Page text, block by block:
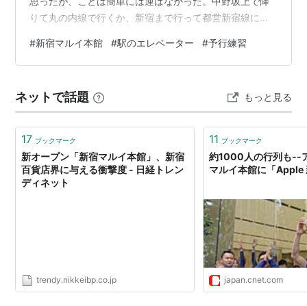
りて丸の内線で行くか、新宿まで行って都営新宿線にす
のエレベーターを探しながらの移動は大変だ。まして新
宿駅はおそらく日本一入り組んでいる駅ではないだろう
は遥か遠くに位置していた。母江が疲れてしまったの
で、マルイには行かずにそこで引き返すことにした。そ
こからの帰りもまた苦労した。地上に出たほうがわかり
#新宿マルイ本館 #駅のエレベーター #予行練習
ネットで話題 もっと見る
17 ブックマーク
新オープン「新宿マルイ本館」、新宿
百貨店界に与える衝撃度 - 日経トレン
ディネット
trendy.nikkeibp.co.jp
11 ブックマーク
約1000人の行列も--
マルイ本館に「Apple
japan.cnet.com